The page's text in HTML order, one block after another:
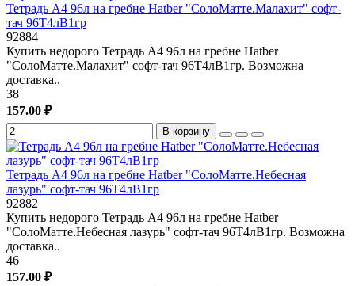
Тетрадь А4 96л на гребне Hatber "СолоМатте.Малахит" софт-
тач 96Т4лВ1гр
92884
Купить недорого Тетрадь А4 96л на гребне Hatber
"СолоМатте.Малахит" софт-тач 96Т4лВ1гр. Возможна
доставка..
38
157.00 ₽
В корзину
Тетрадь А4 96л на гребне Hatber "СолоМатте.Небесная
лазурь" софт-тач 96Т4лВ1гр
92882
Купить недорого Тетрадь А4 96л на гребне Hatber
"СолоМатте.Небесная лазурь" софт-тач 96Т4лВ1гр. Возможна
доставка..
46
157.00 ₽